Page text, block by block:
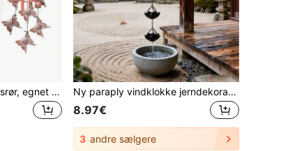
Vindklokke i aluminiumsrør, egnet til udendørs indretning, smukt metalsommerfugledesign, anvendelig til have, terrasse, veranda, balkon, vindueskarmdekoration, perfekt gave til venner og familie Ny paraply vindklokke jerndekoration, have udendørs gårdhave regnkæde, udendørs dekoration hængende kæde
8.97€
3 andre sælgere